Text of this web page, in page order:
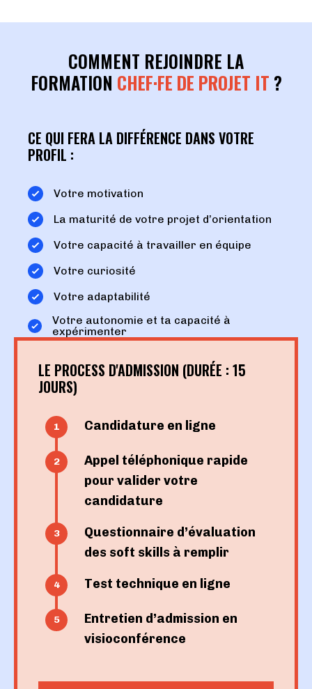
COMMENT REJOINDRE LA
FORMATION CHEF·FE DE PROJET IT ?
LE PROCESS D'ADMISSION (DURÉE : 15
JOURS)
Candidature en ligne
Appel téléphonique rapide
pour valider votre
candidature
Questionnaire d’évaluation
des soft skills à remplir
Test technique en ligne
Entretien d’admission en
visioconférence
CE QUI FERA LA DIFFÉRENCE DANS VOTRE
PROFIL :
Votre motivation
La maturité de votre projet d’orientation
Votre capacité à travailler en équipe
Votre curiosité
Votre adaptabilité
Votre autonomie et ta capacité à
expérimenter